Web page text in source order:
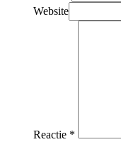
Website
Reactie *